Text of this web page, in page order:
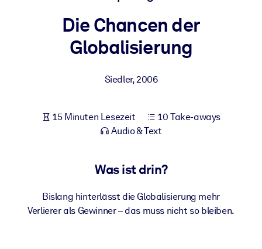
Bauen Sie eine gesunde und resiliente Belegschaft auf.
bessere Lernergebnisse.
Für Unternehmensbibliotheken
vertrauenswürdigem, praxisnahem Business-Wissen.
Nutzen Sie verlässliches, strukturiertes Wissen, um die Ergebnisse
Die Chancen der
Globalisierung
Siedler,2006
15 Minuten Lesezeit
10 Take-aways
Audio & Text
Was ist drin?
Bislang hinterlässt die Globalisierung mehr
Verlierer als Gewinner – das muss nicht so bleiben.